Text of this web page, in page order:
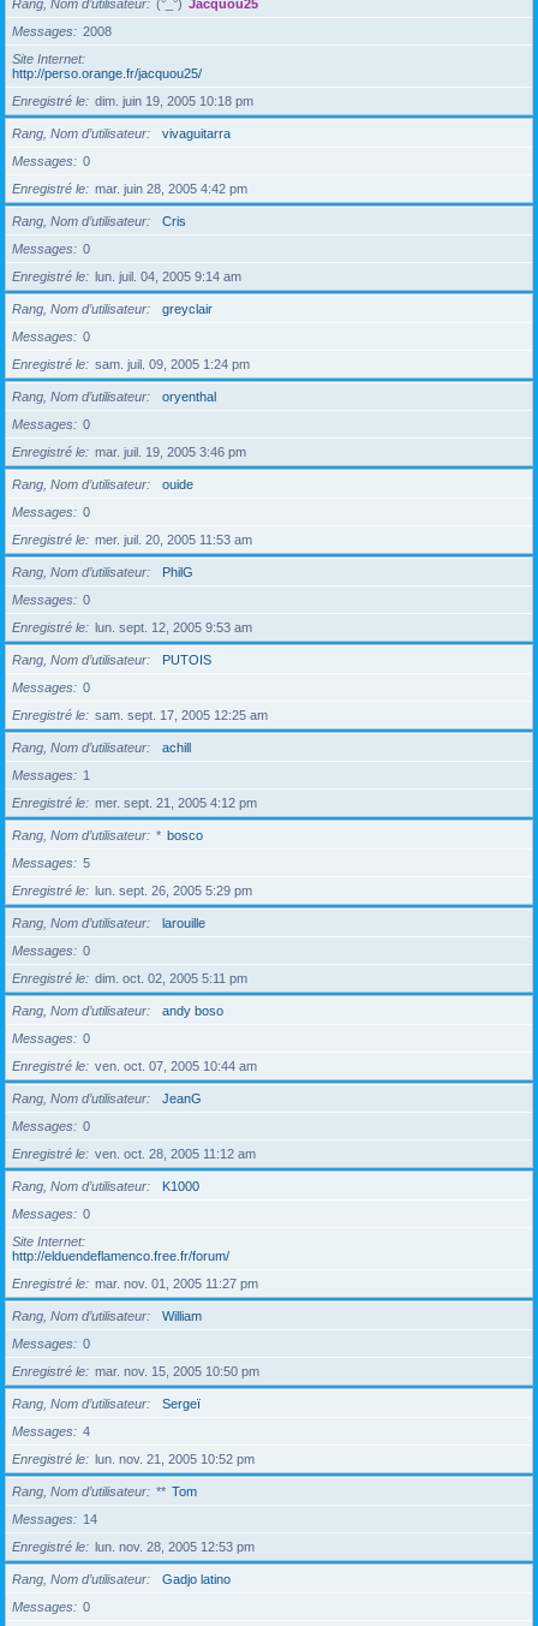
Rang, Nom d’utilisateur (°_°) Jacquou25
Messages
2008
Site Internet
http://perso.orange.fr/jacquou25/
Enregistré le
dim. juin 19, 2005 10:18 pm
Rang, Nom d’utilisateur
vivaguitarra
Messages
0
Enregistré le
mar. juin 28, 2005 4:42 pm
Rang, Nom d’utilisateur
Cris
Messages
0
Enregistré le
lun. juil. 04, 2005 9:14 am
Rang, Nom d’utilisateur
greyclair
Messages
0
Enregistré le
sam. juil. 09, 2005 1:24 pm
Rang, Nom d’utilisateur
oryenthal
Messages
0
Enregistré le
mar. juil. 19, 2005 3:46 pm
Rang, Nom d’utilisateur
ouide
Messages
0
Enregistré le
mer. juil. 20, 2005 11:53 am
Rang, Nom d’utilisateur
PhilG
Messages
0
Enregistré le
lun. sept. 12, 2005 9:53 am
Rang, Nom d’utilisateur
PUTOIS
Messages
0
Enregistré le
sam. sept. 17, 2005 12:25 am
Rang, Nom d’utilisateur
achill
Messages
1
Enregistré le
mer. sept. 21, 2005 4:12 pm
Rang, Nom d’utilisateur * bosco
Messages
5
Enregistré le
lun. sept. 26, 2005 5:29 pm
Rang, Nom d’utilisateur
larouille
Messages
0
Enregistré le
dim. oct. 02, 2005 5:11 pm
Rang, Nom d’utilisateur
andy boso
Messages
0
Enregistré le
ven. oct. 07, 2005 10:44 am
Rang, Nom d’utilisateur
JeanG
Messages
0
Enregistré le
ven. oct. 28, 2005 11:12 am
Rang, Nom d’utilisateur
K1000
Messages
0
Site Internet
http://elduendeflamenco.free.fr/forum/
Enregistré le
mar. nov. 01, 2005 11:27 pm
Rang, Nom d’utilisateur
William
Messages
0
Enregistré le
mar. nov. 15, 2005 10:50 pm
Rang, Nom d’utilisateur
Sergeï
Messages
4
Enregistré le
lun. nov. 21, 2005 10:52 pm
Rang, Nom d’utilisateur ** Tom
Messages
14
Enregistré le
lun. nov. 28, 2005 12:53 pm
Rang, Nom d’utilisateur
Gadjo latino
Messages
0